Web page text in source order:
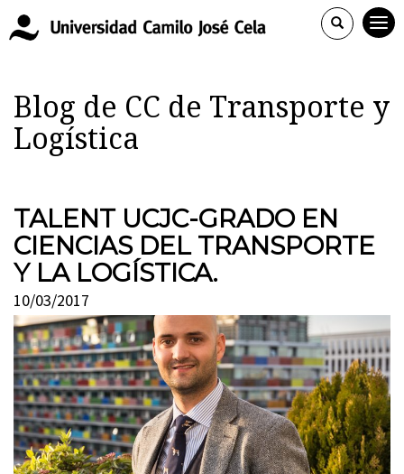
Blog de CC de Transporte y
Logística
TALENT UCJC-GRADO EN
CIENCIAS DEL TRANSPORTE
Y LA LOGÍSTICA.
10/03/2017